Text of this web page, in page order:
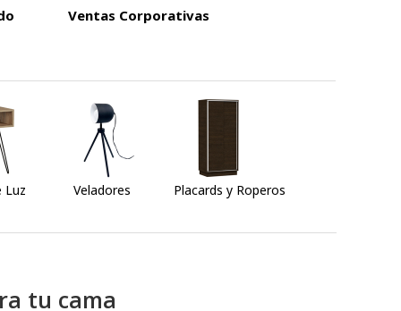
Ventas Corporativas
Luz Veladores Placards y Roperos
tu cama